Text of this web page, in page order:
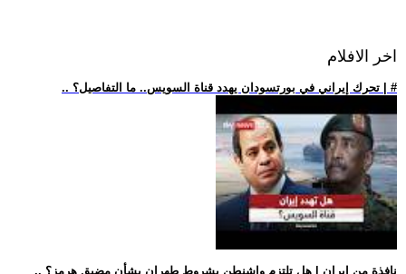
اخر الافلام
.. تحرك إيراني في بورتسودان يهدد قناة السويس.. ما التفاصيل؟ | #
.. نافذة من إيران | هل تلتزم واشنطن بشروط طهران بشأن مضيق هرمز؟